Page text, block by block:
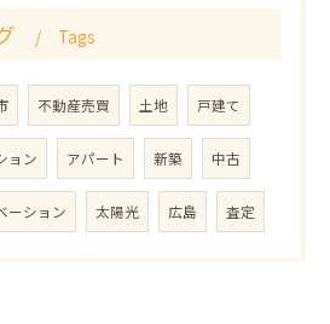
Tags
不動産売買 土地 戸建て
ョン アパート 新築 中古
ーション 太陽光 広島 査定